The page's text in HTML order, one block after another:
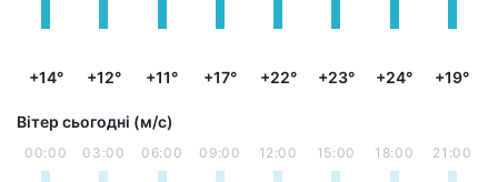
+14° +12° +11° +17° +22° +23° +24° +19°
Вітер сьогодні (м/с)
00:00 03:00 06:00 09:00 12:00 15:00 18:00 21:00